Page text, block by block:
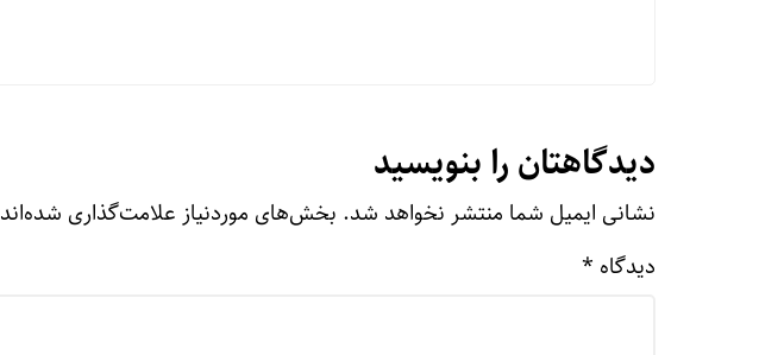
دیدگاهتان را بنویسید
نشانی ایمیل شما منتشر نخواهد شد. بخش‌های موردنیاز علامت‌گذاری شده‌اند
دیدگاه *